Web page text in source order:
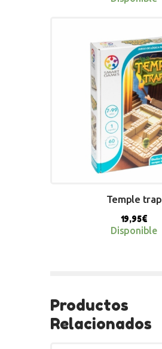
Temple trap
19,95€
Disponible
Productos
Relacionados